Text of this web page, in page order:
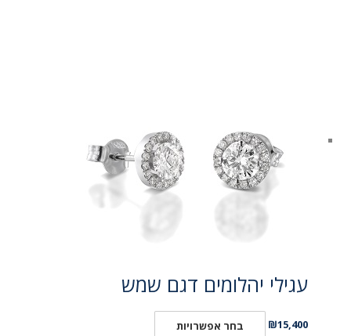
עגילי יהלומים דגם שמש
₪15,400 בחר אפשרויות